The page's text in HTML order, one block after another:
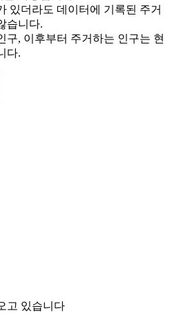
있더라도 데이터에 기록된 주거
습니다.
구, 이후부터 주거하는 인구는 현
다.
고 있습니다